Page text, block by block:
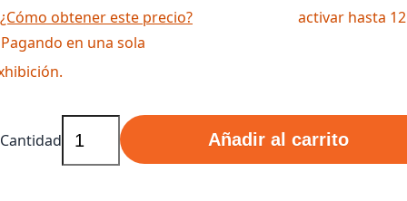
¿Cómo obtener este precio?
en una sola
activar hasta
Cantidad Añadir al carrito